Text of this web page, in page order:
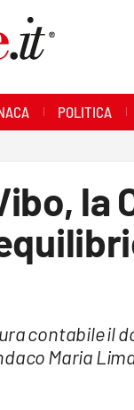
POLITICA
la
contabile il
Maria